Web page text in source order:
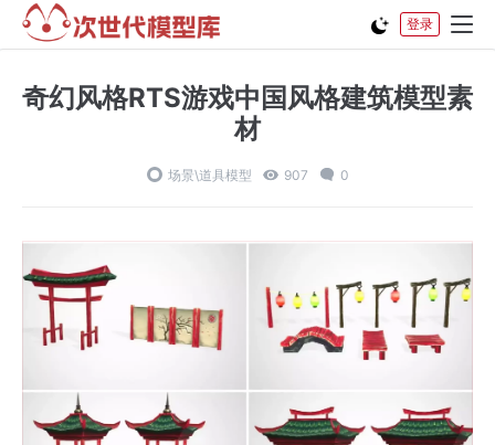
登录
奇幻风格RTS游戏中国风格建筑模型素
材
场景\道具模型 907 0